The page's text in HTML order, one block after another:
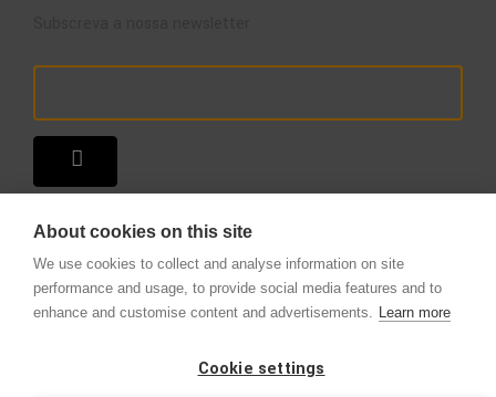
Copyright © 2025 – A Loja do Extintor .Todos os direitos reservados.
About cookies on this site
We use cookies to collect and analyse information on site
performance and usage, to provide social media features and to
enhance and customise content and advertisements. Learn more
Cookie settings